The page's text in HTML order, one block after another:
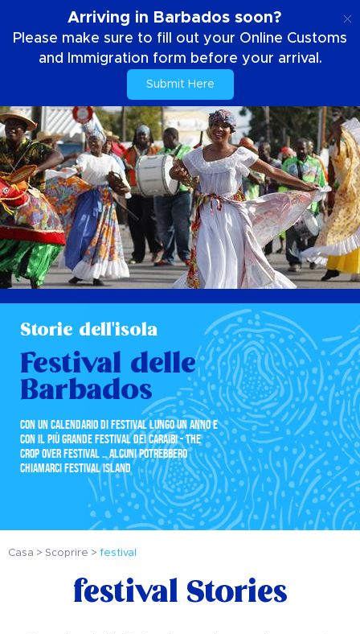
Arriving in Barbados soon?
Please make sure to fill out your Online Customs
and Immigration form before your arrival.
Submit Here
Storie dell'isola
Festival delle
Barbados
CON UN CALENDARIO DI FESTIVAL LUNGO UN ANNO E
CON IL PIÙ GRANDE FESTIVAL DEI CARAIBI - THE
CROP OVER FESTIVAL .. ALCUNI POTREBBERO
CHIAMARCI FESTIVAL ISLAND
Casa Scoprire festival
festival Stories